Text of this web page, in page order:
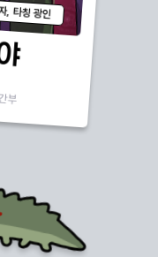
, 타칭 광인
부